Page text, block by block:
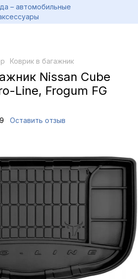
Коврик в багажник
Nissan Cube
Line, Frogum FG
Оставить отзыв